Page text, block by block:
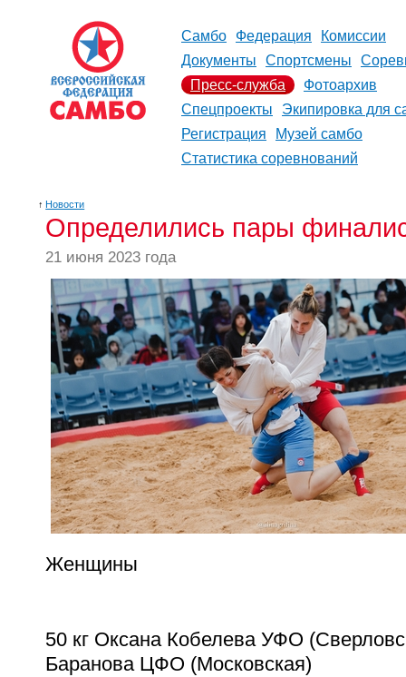
Самбо Федерация
Комиссии
Документы
Спортсмены
Пресс-служба
Фотоархив
Спецпроекты
Экипировка для
Регистрация
Музей самбо
Статистика соревнований
↑ Новости
Определились пары
21 июня 2023 года
Женщины
50 кг Оксана Кобелева УФО
Баранова ЦФО (Московская)